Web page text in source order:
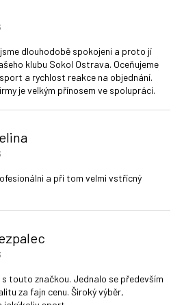
je 5 z 5 hvězdiček.
dlouhodobě spokojeni a proto jí
klubu Sokol Ostrava. Oceňujeme
a rychlost reakce na objednání.
je velkým přínosem ve spolupráci.
je 5 z 5 hvězdiček.
a při tom velmi vstřícný
je 5 z 5 hvězdiček.
touto značkou. Jednalo se především
za fajn cenu. Široký výběr,